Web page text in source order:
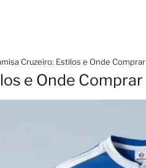
Cruzeiro: Estilos e Onde Comprar
e Onde Comprar